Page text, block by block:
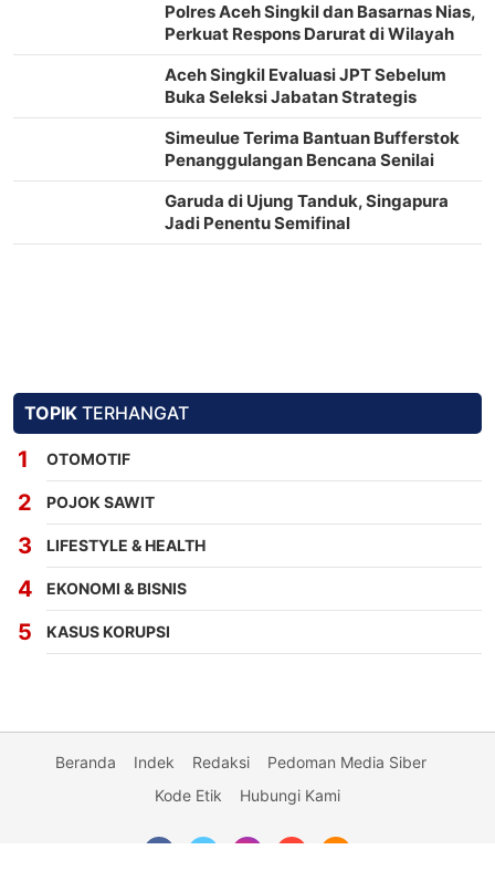
Polres Aceh Singkil dan Basarnas Nias,
Perkuat Respons Darurat di Wilayah
Kepulauan
Aceh Singkil Evaluasi JPT Sebelum
Buka Seleksi Jabatan Strategis
Simeulue Terima Bantuan Bufferstok
Penanggulangan Bencana Senilai
Rp2,2 Miliar
Garuda di Ujung Tanduk, Singapura
Jadi Penentu Semifinal
TOPIK TERHANGAT
OTOMOTIF
POJOK SAWIT
LIFESTYLE & HEALTH
EKONOMI & BISNIS
KASUS KORUPSI
Beranda Indek Redaksi
Pedoman Media Siber
Kode Etik
Hubungi Kami